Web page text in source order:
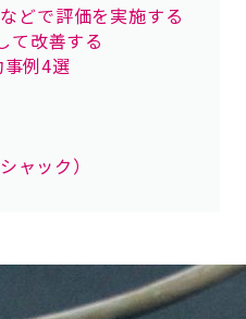
どで評価を実施する
て改善する
例4選
ャック）